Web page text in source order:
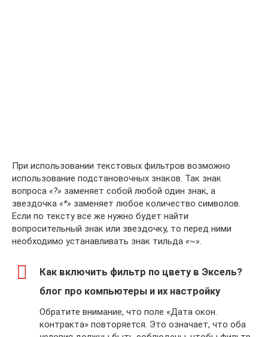
При использовании текстовых фильтров возможно
использование подстановочных знаков. Так знак
вопроса «?» заменяет собой любой один знак, а
звездочка «*» заменяет любое количество символов.
Если по тексту все же нужно будет найти
вопросительный знак или звездочку, то перед ними
необходимо устанавливать знак тильда «~».
Как включить фильтр по цвету в Эксель?
блог про компьютеры и их настройку
Обратите внимание, что поле «Дата окон.
контракта» повторяется. Это означает, что оба